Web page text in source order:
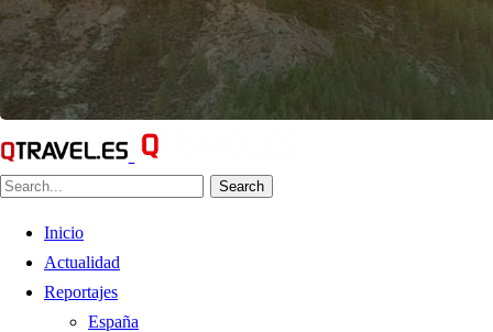
Search
Inicio
Actualidad
Reportajes
España